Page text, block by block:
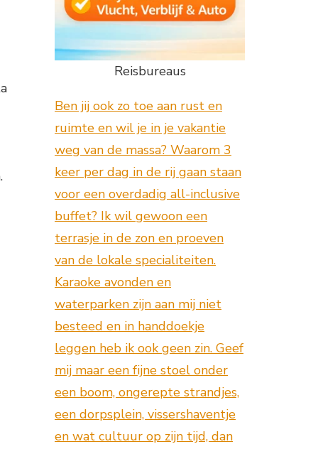
Reisbureaus
Ben jij ook zo toe aan rust en
ruimte en wil je in je vakantie
weg van de massa? Waarom 3
keer per dag in de rij gaan staan
voor een overdadig all-inclusive
buffet? Ik wil gewoon een
terrasje in de zon en proeven
van de lokale specialiteiten.
Karaoke avonden en
waterparken zijn aan mij niet
besteed en in handdoekje
leggen heb ik ook geen zin. Geef
mij maar een fijne stoel onder
een boom, ongerepte strandjes,
een dorpsplein, vissershaventje
en wat cultuur op zijn tijd, dan